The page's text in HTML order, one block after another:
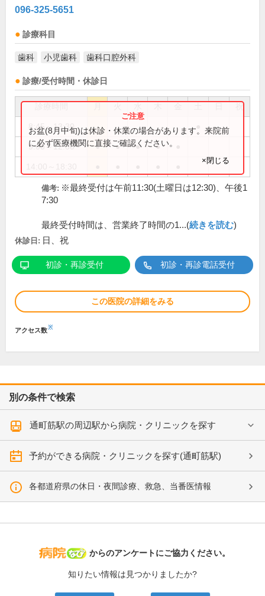
096-325-5651
診療科目
歯科 小児歯科 歯科口腔外科
診療/受付時間・休診日
祝
8:45～13:30
9:00～12:30 ● ● ● ●
お盆(8月中旬)は休診・休業の場合があります。来院前
に必ず医療機関に直接ご確認ください。
×閉じる
備考: ※最終受付は午前11:30(土曜日は12:30)、午後1
7:30
最終受付時間は、営業終了時間の1...(続きを読む)
休診日: 日、祝
初診・再診受付 初診・再診電話受付
この医院の詳細をみる
アクセス数※
別の条件で検索
通町筋駅の周辺駅から病院・クリニックを探す
予約ができる病院・クリニックを探す(通町筋駅)
各都道府県の休日・夜間診療、救急、当番医情報
病院なび
からのアンケートにご協力ください。
知りたい情報は見つかりましたか?